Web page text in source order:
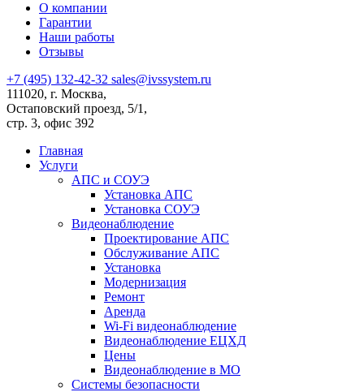
О компании
Гарантии
Наши работы
Отзывы
+7 (495) 132-42-32 sales@ivssystem.ru
111020, г. Москва,
Остаповский проезд, 5/1,
стр. 3, офис 392
Главная
Услуги
АПС и СОУЭ
Установка АПС
Установка СОУЭ
Видеонаблюдение
Проектирование АПС
Обслуживание АПС
Установка
Модернизация
Ремонт
Аренда
Wi-Fi видеонаблюдение
Видеонаблюдение ЕЦХД
Цены
Видеонаблюдение в МО
Системы безопасности